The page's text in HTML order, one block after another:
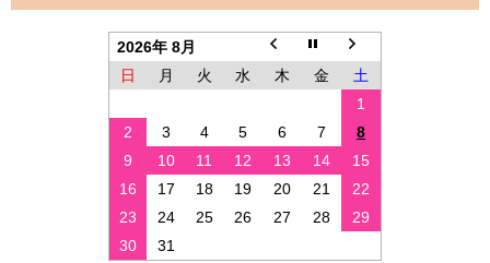
2026年 8月
日
月 火 水 木 金
土
1
2
3 4 5 6 7
8
9
10 11 12 13 14
15
16
17 18 19 20 21
22
23
24 25 26 27 28
29
30
31